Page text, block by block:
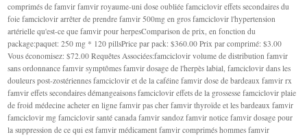
comprimés de famvir famvir royaume-uni dose oubliée famciclovir effets secondaires du
foie famciclovir arrêter de prendre famvir 500mg en gros famciclovir l'hypertension
artérielle qu'est-ce que famvir pour herpesComparison de prix, en fonction du
package:paquet: 250 mg * 120 pillsPrice par pack: $360.00 Prix par comprimé: $3.00
Vous économisez: $72.00 Requêtes Associées:famciclovir volume de distribution famvir
sans ordonnance famvir symptômes famvir dosage de l'herpès labial, famciclovir dans les
douleurs post-zostériennes famciclovir et de la caféine famvir dose de bardeaux famvir rx
famvir effets secondaires démangeaisons famciclovir effets de la grossesse famciclovir plaie
de froid médecine acheter en ligne famvir pas cher famvir thyroïde et les bardeaux famvir
famciclovir mg famciclovir santé canada famvir sandoz famvir notice famvir dosage pour
la suppression de ce qui est famvir médicament famvir comprimés hommes famvir